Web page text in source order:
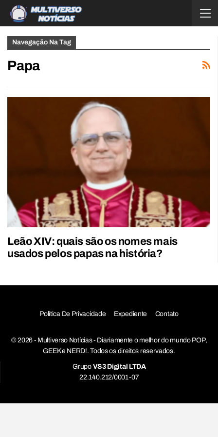
Navegação Na Tag
Papa
Leão XIV: quais são os nomes mais
usados pelos papas na história?
Política De Privacidade Expediente Contato
© 2026 - Multiverso Notícias - Diariamente o melhor do mundo POP,
GEEK e NERD!. Todos os direitos reservados.
Grupo VS3 Digital LTDA
22.140.212/0001-07